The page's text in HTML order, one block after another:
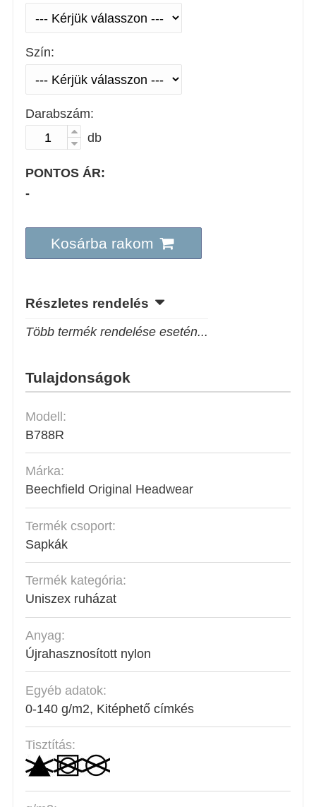
Szín:
Darabszám:
db
PONTOS ÁR:
-
Kosárba rakom
Részletes rendelés
Több termék rendelése esetén...
Tulajdonságok
Modell:
B788R
Márka:
Beechfield Original Headwear
Termék csoport:
Sapkák
Termék kategória:
Uniszex ruházat
Anyag:
Újrahasznosított nylon
Egyéb adatok:
0-140 g/m2, Kitéphető címkés
Tisztítás: